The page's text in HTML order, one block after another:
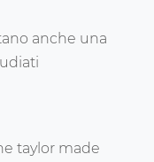
anche una
taylor made